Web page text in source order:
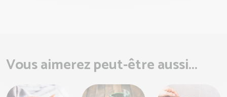
Vous aimerez peut-être aussi...